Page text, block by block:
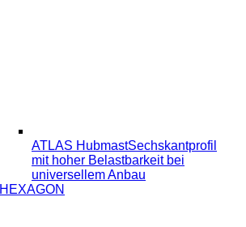
ATLAS HubmastSechskantprofil
mit hoher Belastbarkeit bei
universellem Anbau
HEXAGON